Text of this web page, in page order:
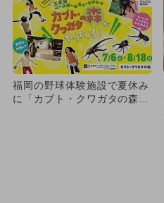
福岡の野球体験施設で夏休み
に「カブト・クワガタの森」